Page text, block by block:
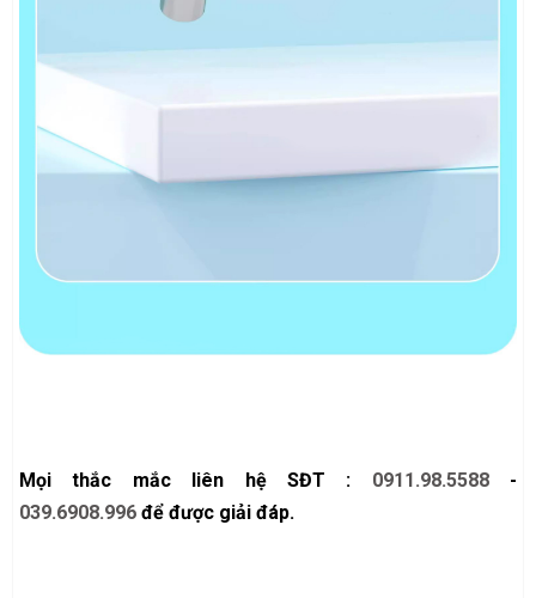
Mọi thắc mắc liên hệ SĐT : 0911.98.5588-
039.6908.996 để được giải đáp.